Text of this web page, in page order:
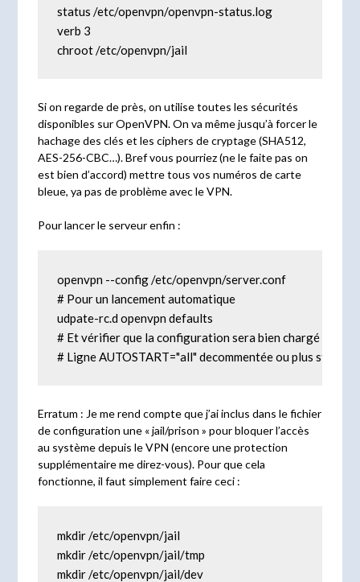
status /etc/openvpn/openvpn-status.log
verb 3
chroot /etc/openvpn/jail
Si on regarde de près, on utilise toutes les sécurités
disponibles sur OpenVPN. On va même jusqu’à forcer le
hachage des clés et les ciphers de cryptage (SHA512,
AES-256-CBC…). Bref vous pourriez (ne le faite pas on
est bien d’accord) mettre tous vos numéros de carte
bleue, ya pas de problème avec le VPN.
Pour lancer le serveur enfin :
openvpn --config /etc/openvpn/server.conf
# Pour un lancement automatique
udpate-rc.d openvpn defaults
# Et vérifier que la configuration sera bien chargé dans
# Ligne AUTOSTART="all" decommentée ou plus strict,
Erratum : Je me rend compte que j’ai inclus dans le fichier
de configuration une « jail/prison » pour bloquer l’accès
au système depuis le VPN (encore une protection
supplémentaire me direz-vous). Pour que cela
fonctionne, il faut simplement faire ceci :
mkdir /etc/openvpn/jail
mkdir /etc/openvpn/jail/tmp
mkdir /etc/openvpn/jail/dev